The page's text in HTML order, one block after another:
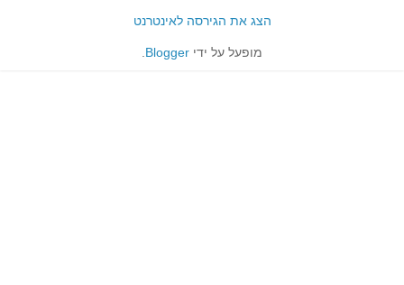
הצג את הגירסה לאינטרנט
מופעל על ידי Blogger